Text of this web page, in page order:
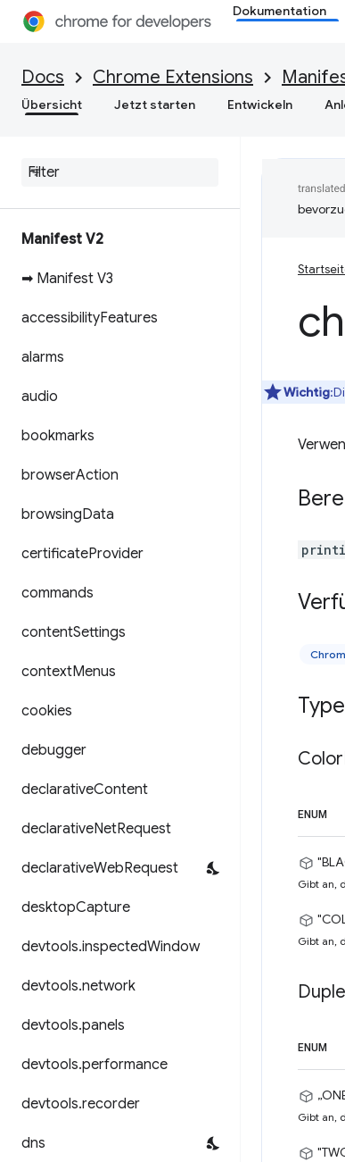
Dokumentation
Docs Chrome Extensions
Übersicht Jetzt starten Entwickeln
Manifest V2
➡ Manifest V3
accessibilityFeatures
alarms
audio
bookmarks
browserAction
browsingData
certificateProvider
commands
contentSettings
contextMenus
cookies
debugger
declarativeContent
declarativeNetRequest
declarativeWebRequest
desktopCapture
devtools.inspectedWindow
devtools.network
devtools.panels
devtools.performance
devtools.recorder
dns
Wichtig
Color
ENUM
Gibt an,
Gibt an,
ENUM
Gibt an,